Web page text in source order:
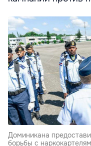
Доминикана
борьбы с